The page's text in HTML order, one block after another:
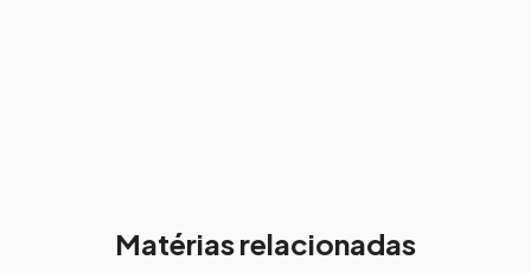
Matérias relacionadas